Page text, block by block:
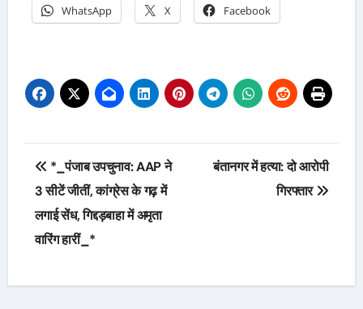
WhatsApp X Facebook
Post
navigation
*_पंजाब उपचुनाव: AAP ने
3 सीटें जीतीं, कांग्रेस के गढ़ में
लगाई सेंध, गिद्दड़बाहा में अमृता
वारिंग हारीं_*
बंतानगर में हत्या: दो आरोपी
गिरफ्तार